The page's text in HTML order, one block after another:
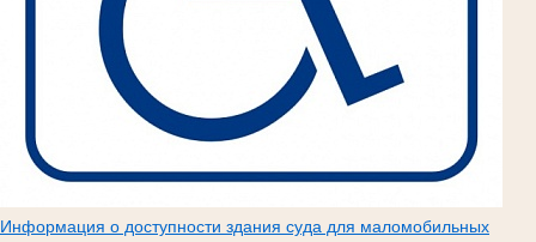
Информация о доступности здания суда для маломобильных